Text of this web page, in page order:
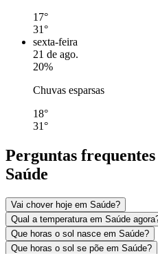
17°
31°
sexta-feira
21 de ago.
20%
Chuvas esparsas
18°
31°
Perguntas
Saúde
Vai chover hoje em Saúde?
Qual a temperatura em Saúde
Que horas o sol nasce em Saúde?
Que horas o sol se põe em Saúde?